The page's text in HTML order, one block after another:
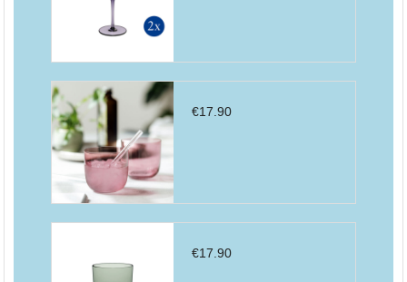
€17.90
€17.90